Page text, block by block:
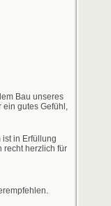
Bau unseres
ein gutes Gefühl,
in Erfüllung
recht herzlich für